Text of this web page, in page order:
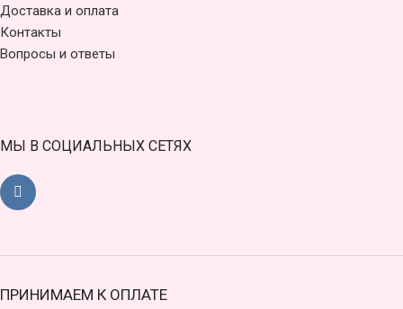
Доставка и оплата
Контакты
Вопросы и ответы
МЫ В СОЦИАЛЬНЫХ СЕТЯХ
ПРИНИМАЕМ К ОПЛАТЕ